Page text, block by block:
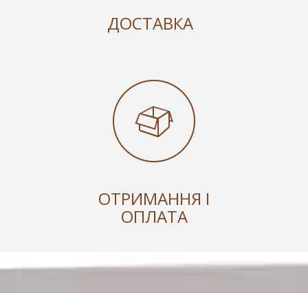
ДОСТАВКА
ОТРИМАННЯ І
ОПЛАТА